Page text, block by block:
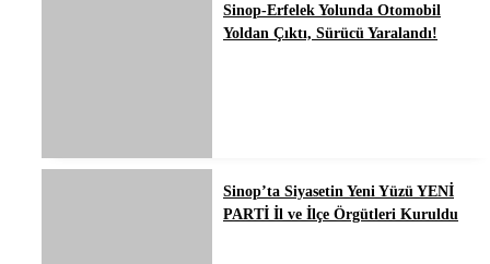
Sinop-Erfelek Yolunda Otomobil
Yoldan Çıktı, Sürücü Yaralandı!
Sinop’ta Siyasetin Yeni Yüzü YENİ
PARTİ İl ve İlçe Örgütleri Kuruldu